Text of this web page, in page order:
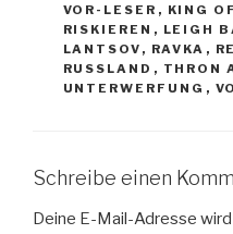
VOR-LESER , KING
RISKIEREN , LEIGH
LANTSOV , RAVKA ,
RUSSLAND , THRON
UNTERWERFUNG ,
Schreibe einen
Deine E-Mail-Adresse